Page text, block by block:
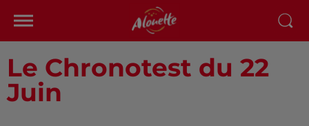
Le Chronotest du 22
Juin